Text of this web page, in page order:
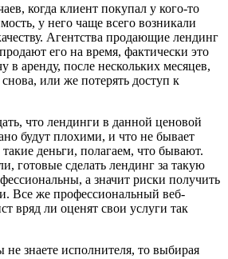
когда клиент покупал у кого-то
у него чаще всего возникали
Агентства продающие лендинг
его на время, фактически это
в аренду, после нескольких месяцев,
снова, или же потерять доступ к
что лендинги в данной ценовой
будут плохими, и что не бывает
деньги, полагаем, что бывают.
готовые сделать лендинг за такую
а значит риски получить
Все же профессиональный веб-
вряд ли оценят свои услуги так
не знаете исполнителя, то выбирая